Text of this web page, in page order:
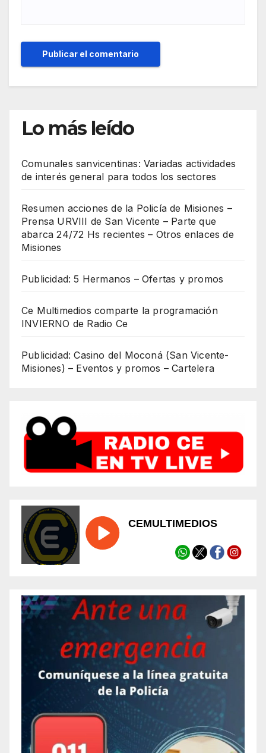
Lo más leído
Comunales sanvicentinas: Variadas actividades
de interés general para todos los sectores
Resumen acciones de la Policía de Misiones –
Prensa URVIII de San Vicente – Parte que
abarca 24/72 Hs recientes – Otros enlaces de
Misiones
Publicidad: 5 Hermanos – Ofertas y promos
Ce Multimedios comparte la programación
INVIERNO de Radio Ce
Publicidad: Casino del Moconá (San Vicente-
Misiones) – Eventos y promos – Cartelera